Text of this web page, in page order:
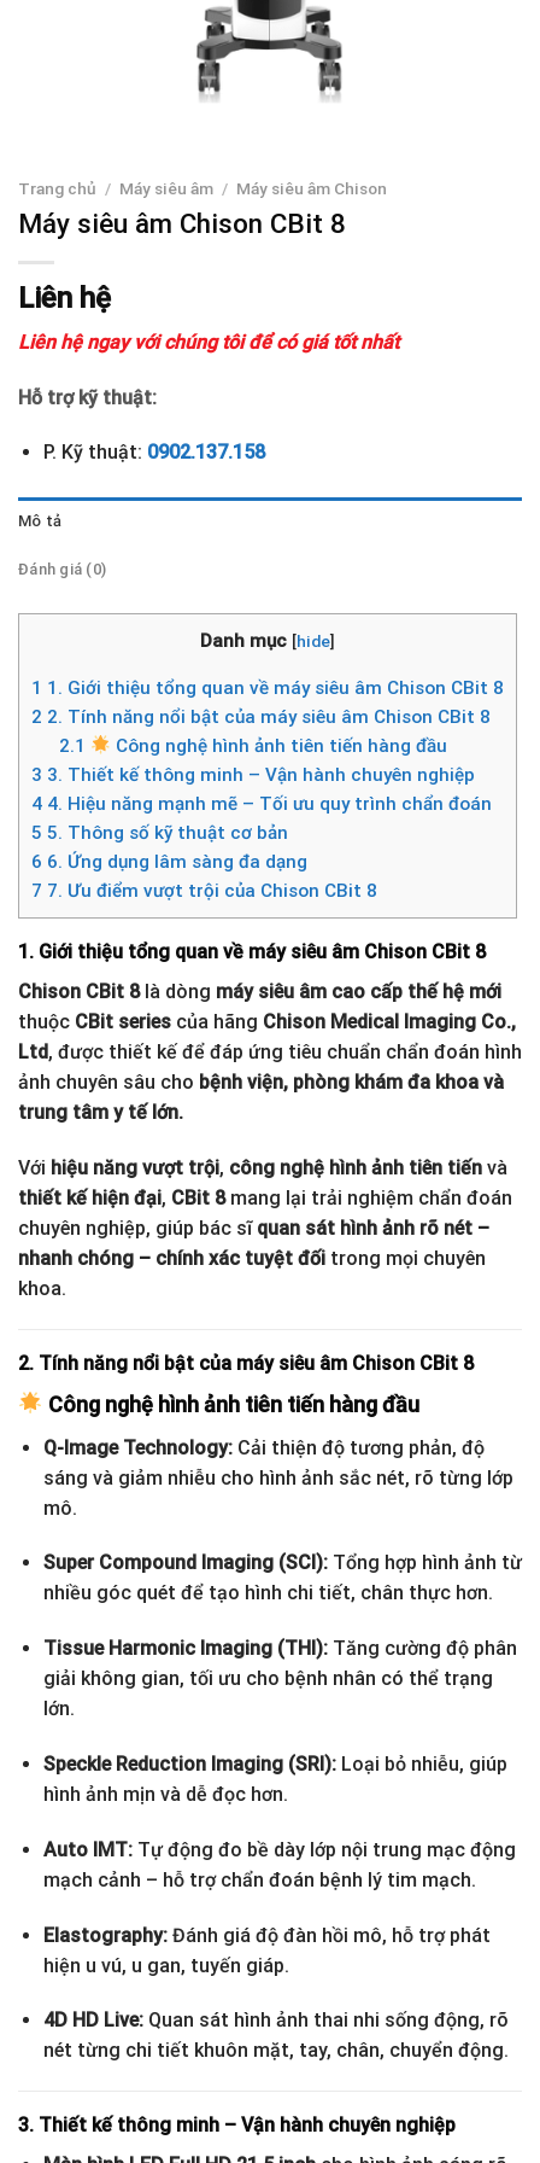
Trang chủ / Máy siêu âm / Máy siêu âm Chison
Máy siêu âm Chison CBit 8
Liên hệ
Liên hệ ngay với chúng tôi để có giá tốt nhất
Hỗ trợ kỹ thuật:
P. Kỹ thuật: 0902.137.158
Mô tả
Đánh giá (0)
Danh mục [hide]
1 1. Giới thiệu tổng quan về máy siêu âm Chison CBit 8
2 2. Tính năng nổi bật của máy siêu âm Chison CBit 8
2.1
Công nghệ hình ảnh tiên tiến hàng đầu
3 3. Thiết kế thông minh – Vận hành chuyên nghiệp
4 4. Hiệu năng mạnh mẽ – Tối ưu quy trình chẩn đoán
5 5. Thông số kỹ thuật cơ bản
6 6. Ứng dụng lâm sàng đa dạng
7 7. Ưu điểm vượt trội của Chison CBit 8
1. Giới thiệu tổng quan về máy siêu âm Chison CBit 8
Chison CBit 8là dòng máy siêu âm cao cấp thế hệ mới
thuộc CBit series của hãng Chison Medical Imaging Co.,
Ltd, được thiết kế để đáp ứng tiêu chuẩn chẩn đoán hình
ảnh chuyên sâu cho bệnh viện, phòng khám đa khoa và
trung tâm y tế lớn.
Với hiệu năng vượt trội, công nghệ hình ảnh tiên tiến và
thiết kế hiện đại, CBit 8mang lại trải nghiệm chẩn đoán
chuyên nghiệp, giúp bác sĩ quan sát hình ảnh rõ nét –
nhanh chóng – chính xác tuyệt đối trong mọi chuyên
khoa.
2. Tính năng nổi bật của máy siêu âm Chison CBit 8
Công nghệ hình ảnh tiên tiến hàng đầu
Q-Image Technology:Cải thiện độ tương phản, độ
sáng và giảm nhiễu cho hình ảnh sắc nét, rõ từng lớp
mô.
Super Compound Imaging (SCI):Tổng hợp hình ảnh từ
nhiều góc quét để tạo hình chi tiết, chân thực hơn.
Tissue Harmonic Imaging (THI):Tăng cường độ phân
giải không gian, tối ưu cho bệnh nhân có thể trạng
lớn.
Speckle Reduction Imaging (SRI):Loại bỏ nhiễu, giúp
hình ảnh mịn và dễ đọc hơn.
Auto IMT:Tự động đo bề dày lớp nội trung mạc động
mạch cảnh – hỗ trợ chẩn đoán bệnh lý tim mạch.
Elastography:Đánh giá độ đàn hồi mô, hỗ trợ phát
hiện u vú, u gan, tuyến giáp.
4D HD Live:Quan sát hình ảnh thai nhi sống động, rõ
nét từng chi tiết khuôn mặt, tay, chân, chuyển động.
3. Thiết kế thông minh – Vận hành chuyên nghiệp